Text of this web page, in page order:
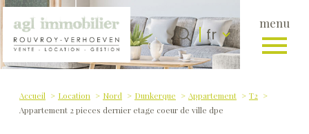
menu
Langue
fr
Accueil 0 Langue
fr
Accueil Location Nord Dunkerque Appartement
T2
Appartement 2 pieces dernier etage coeur de ville dpe